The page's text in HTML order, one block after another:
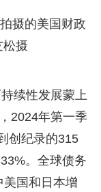
摄的美国财政
松摄
续性发展蒙上
2024年第一季
创纪录的315
。全球债务
国和日本增